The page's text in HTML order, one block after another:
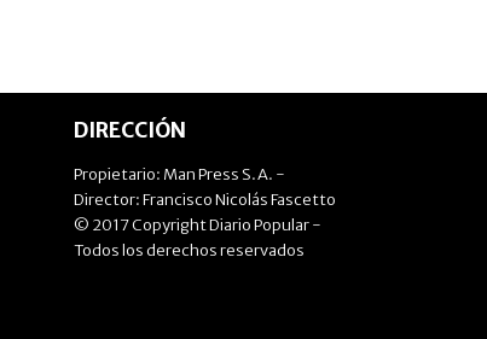
DIRECCIÓN
Propietario: Man Press S.A. -
Director: Francisco Nicolás Fascetto
© 2017 Copyright Diario Popular -
Todos los derechos reservados